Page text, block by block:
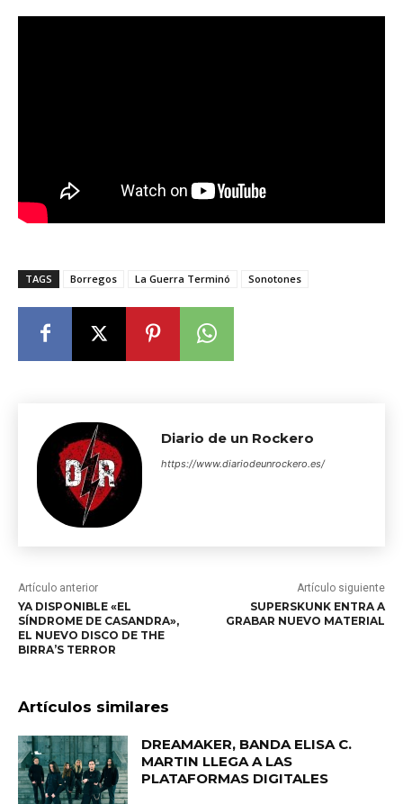
TAGS Borregos La Guerra Terminó Sonotones
Diario de un Rockero
https://www.diariodeunrockero.es/
Artículo anterior
YA DISPONIBLE «EL
SÍNDROME DE CASANDRA»,
EL NUEVO DISCO DE THE
BIRRA’S TERROR
Artículo siguiente
SUPERSKUNK ENTRA A
GRABAR NUEVO MATERIAL
Artículos similares
DREAMAKER, BANDA ELISA C.
MARTIN LLEGA A LAS
PLATAFORMAS DIGITALES